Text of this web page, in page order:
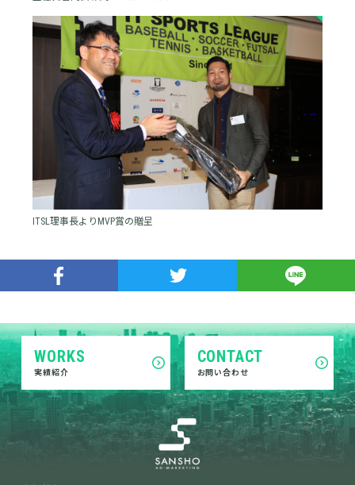
ITSL理事長よりMVP賞の贈呈
WORKS
実績紹介
CONTACT
お問い合わせ